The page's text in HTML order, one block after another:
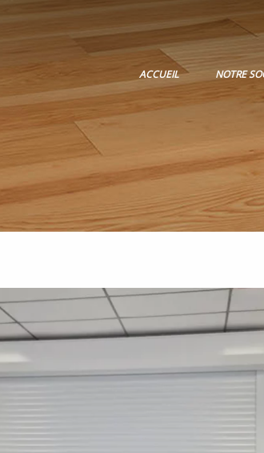
ACCUEIL NOTRE